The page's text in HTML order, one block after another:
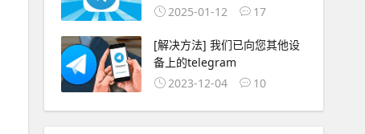
2025-01-12
17
[解决方法] 我们已向您其他设
备上的telegram
2023-12-04
10